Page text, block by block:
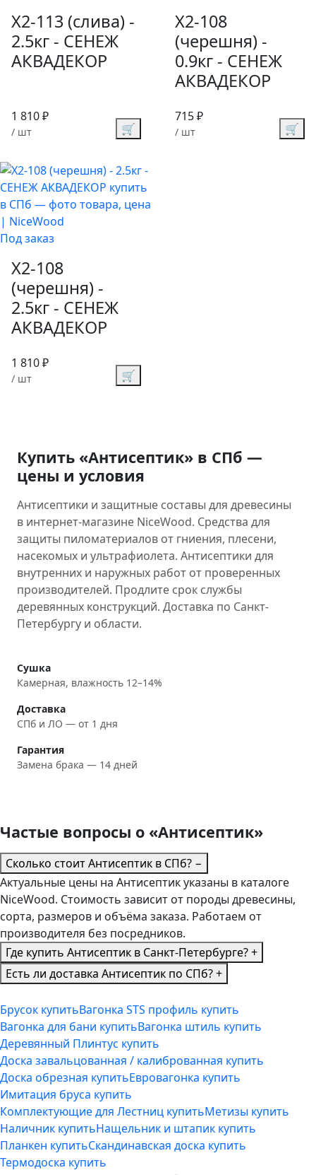
Х2-113 (слива) -
2.5кг - СЕНЕЖ
АКВАДЕКОР
1 810 ₽
/ шт 🛒
Х2-108
(черешня) -
0.9кг - СЕНЕЖ
АКВАДЕКОР
715 ₽
/ шт 🛒
Под заказ
Х2-108
(черешня) -
2.5кг - СЕНЕЖ
АКВАДЕКОР
1 810 ₽
/ шт 🛒
Купить «Антисептик» в СПб —
цены и условия
Антисептики и защитные составы для древесины
в интернет-магазине NiceWood. Средства для
защиты пиломатериалов от гниения, плесени,
насекомых и ультрафиолета. Антисептики для
внутренних и наружных работ от проверенных
производителей. Продлите срок службы
деревянных конструкций. Доставка по Санкт-
Петербургу и области.
Сушка
Камерная, влажность 12–14%
Доставка
СПб и ЛО — от 1 дня
Гарантия
Замена брака — 14 дней
Частые вопросы о «Антисептик»
Сколько стоит Антисептик в СПб? −
Актуальные цены на Антисептик указаны в каталоге
NiceWood. Стоимость зависит от породы древесины,
сорта, размеров и объёма заказа. Работаем от
производителя без посредников.
Где купить Антисептик в Санкт-Петербурге?+
Есть ли доставка Антисептик по СПб?+
Брусок купитьВагонка STS профиль купить
Вагонка для бани купитьВагонка штиль купить
Деревянный Плинтус купить
Доска завальцованная / калиброванная купить
Доска обрезная купитьЕвровагонка купить
Имитация бруса купить
Комплектующие для Лестниц купитьМетизы купить
Наличник купитьНащельник и штапик купить
Планкен купитьСкандинавская доска купить
Термодоска купить